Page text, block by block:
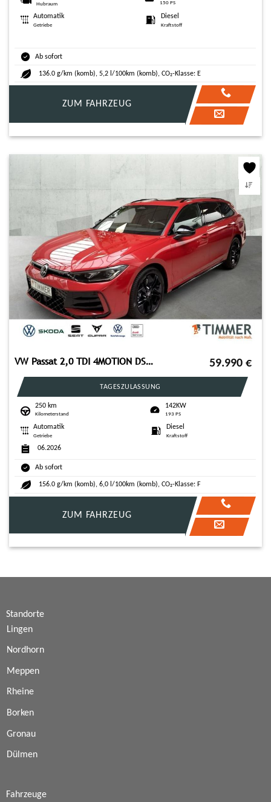
Hubraum 150 PS
Automatik
Getriebe
Diesel
Kraftstoff
Ab sofort
136.0 g/km (komb), 5,2 l/100km (komb), CO₂-Klasse: E
ZUM FAHRZEUG
VW Passat 2,0 TDI 4MOTION DSG R-Line *AHK*PANORAMA- 59.990 €
TAGESZULASSUNG
250 km
Kilometerstand
142KW
193 PS
Automatik
Getriebe
Diesel
Kraftstoff
06.2026
Ab sofort
156.0 g/km (komb), 6,0 l/100km (komb), CO₂-Klasse: F
ZUM FAHRZEUG
Standorte
Lingen
Nordhorn
Meppen
Rheine
Borken
Gronau
Dülmen
Fahrzeuge